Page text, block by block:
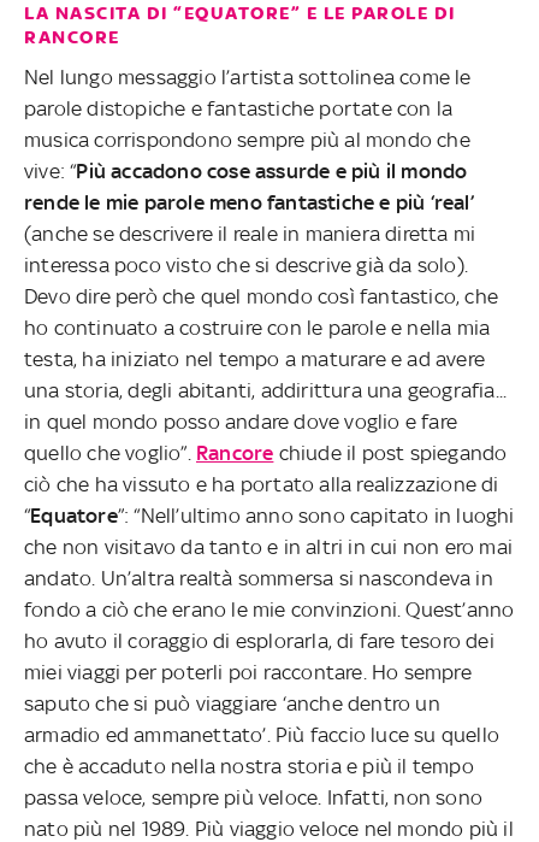
LA NASCITA DI “EQUATORE” E LE PAROLE DI
RANCORE
Nel lungo messaggio l’artista sottolinea come le
parole distopiche e fantastiche portate con la
musica corrispondono sempre più al mondo che
vive: “Più accadono cose assurde e più il mondo
rende le mie parole meno fantastiche e più ‘real’
(anche se descrivere il reale in maniera diretta mi
interessa poco visto che si descrive già da solo).
Devo dire però che quel mondo così fantastico, che
ho continuato a costruire con le parole e nella mia
testa, ha iniziato nel tempo a maturare e ad avere
una storia, degli abitanti, addirittura una geografia...
in quel mondo posso andare dove voglio e fare
quello che voglio”. Rancore chiude il post spiegando
ciò che ha vissuto e ha portato alla realizzazione di
“Equatore”: “Nell’ultimo anno sono capitato in luoghi
che non visitavo da tanto e in altri in cui non ero mai
andato. Un’altra realtà sommersa si nascondeva in
fondo a ciò che erano le mie convinzioni. Quest’anno
ho avuto il coraggio di esplorarla, di fare tesoro dei
miei viaggi per poterli poi raccontare. Ho sempre
saputo che si può viaggiare ‘anche dentro un
armadio ed ammanettato’. Più faccio luce su quello
che è accaduto nella nostra storia e più il tempo
passa veloce, sempre più veloce. Infatti, non sono
nato più nel 1989. Più viaggio veloce nel mondo più il